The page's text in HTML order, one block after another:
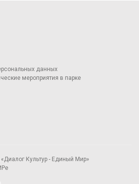
данных
мероприятия в парке
Культур - Единый Мир»